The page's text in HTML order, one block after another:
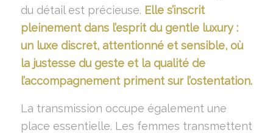
du détail est précieuse. Elle s’inscrit
pleinement dans l’esprit du gentle luxury :
un luxe discret, attentionné et sensible, où
la justesse du geste et la qualité de
l’accompagnement priment sur l’ostentation.
La transmission occupe également une
place essentielle. Les femmes transmettent